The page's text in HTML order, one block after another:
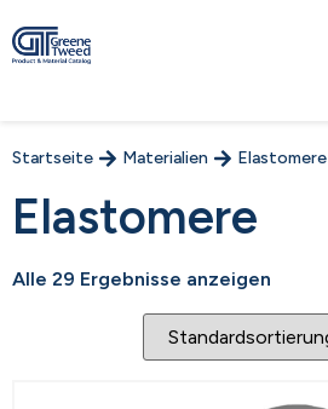
Startseite Materialien Elastomere
Elastomere
Alle 29 Ergebnisse anzeigen